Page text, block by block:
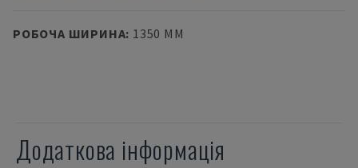
РОБОЧА ШИРИНА: 1350 MM
Додаткова інформація